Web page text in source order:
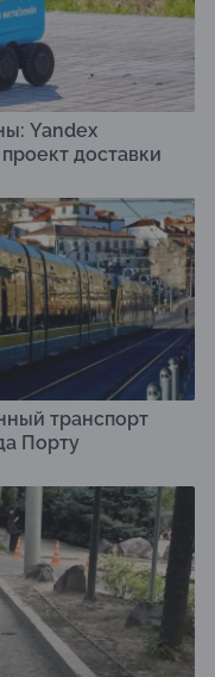
Yandex
доставки
транспорт
Порту